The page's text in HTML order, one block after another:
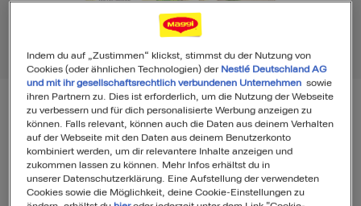
MAGGI Für Genießer Spargel Cremesuppe
16
Indem du auf „Zustimmen“ klickst, stimmst du der Nutzung von
Cookies (oder ähnlichen Technologien) der Nestlé Deutschland AG
und mit ihr gesellschaftsrechtlich verbundenen Unternehmen sowie
ihren Partnern zu. Dies ist erforderlich, um die Nutzung der Webseite
zu verbessern und für dich personalisierte Werbung anzeigen zu
können. Falls relevant, können auch die Daten aus deinem Verhalten
auf der Webseite mit den Daten aus deinem Benutzerkonto
kombiniert werden, um dir relevantere Inhalte anzeigen und
zukommen lassen zu können. Mehr Infos erhältst du in
unserer Datenschutzerklärung. Eine Aufstellung der verwendeten
Cookies sowie die Möglichkeit, deine Cookie-Einstellungen zu